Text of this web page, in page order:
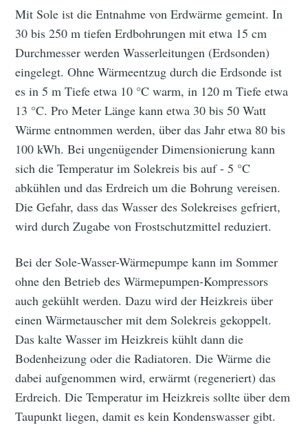
Mit Sole ist die Entnahme von Erdwärme gemeint. In
30 bis 250 m tiefen Erdbohrungen mit etwa 15 cm
Durchmesser werden Wasserleitungen (Erdsonden)
eingelegt. Ohne Wärmeentzug durch die Erdsonde ist
es in 5 m Tiefe etwa 10 °C warm, in 120 m Tiefe etwa
13 °C. Pro Meter Länge kann etwa 30 bis 50 Watt
Wärme entnommen werden, über das Jahr etwa 80 bis
100 kWh. Bei ungenügender Dimensionierung kann
sich die Temperatur im Solekreis bis auf - 5 °C
abkühlen und das Erdreich um die Bohrung vereisen.
Die Gefahr, dass das Wasser des Solekreises gefriert,
wird durch Zugabe von Frostschutzmittel reduziert.
Bei der Sole-Wasser-Wärmepumpe kann im Sommer
ohne den Betrieb des Wärmepumpen-Kompressors
auch gekühlt werden. Dazu wird der Heizkreis über
einen Wärmetauscher mit dem Solekreis gekoppelt.
Das kalte Wasser im Heizkreis kühlt dann die
Bodenheizung oder die Radiatoren. Die Wärme die
dabei aufgenommen wird, erwärmt (regeneriert) das
Erdreich. Die Temperatur im Heizkreis sollte über dem
Taupunkt liegen, damit es kein Kondenswasser gibt.